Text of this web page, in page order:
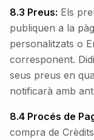
8.3 Preus: Els
publiquen a la
personalitzats o
corresponent.
seus preus en
notificarà amb
8.4 Procés de
compra de